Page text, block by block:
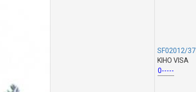
SF02012/37
KIHO VISA
0-----